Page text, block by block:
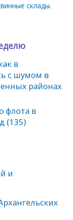
склады.
в
с шумом в
районах
флота в
(135)
и